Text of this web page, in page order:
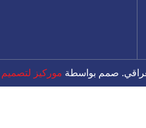
موركيز لتصميم